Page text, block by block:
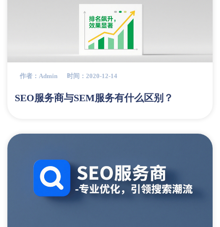
作者：admin 时间：2020-12-14
SEO服务商与SEM服务有什么区别？